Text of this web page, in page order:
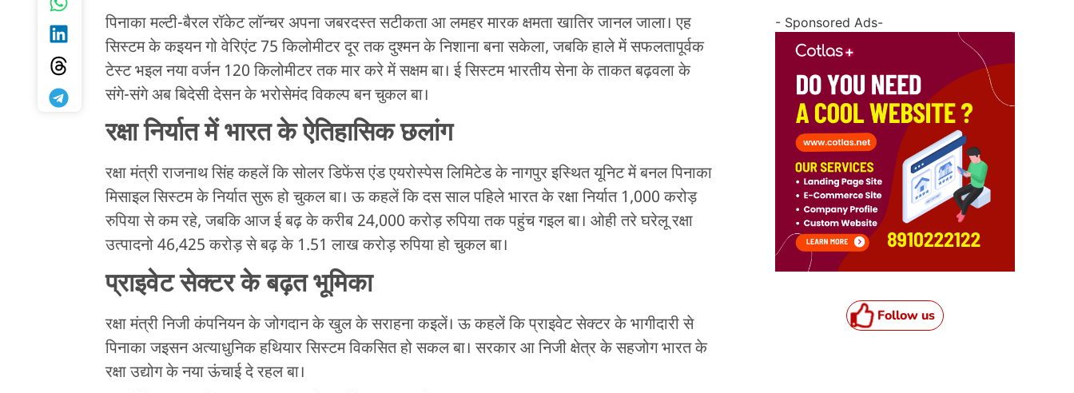
पिनाका मल्टी-बैरल रॉकेट लॉन्चर अपना जबरदस्त सटीकता आ लमहर मारक क्षमता खातिर जानल जाला। एह
सिस्टम के कइयन गो वेरिएंट 75 किलोमीटर दूर तक दुश्मन के निशाना बना सकेला, जबकि हाले में सफलतापूर्वक
टेस्ट भइल नया वर्जन 120 किलोमीटर तक मार करे में सक्षम बा। ई सिस्टम भारतीय सेना के ताकत बढ़वला के
संगे-संगे अब बिदेसी देसन के भरोसेमंद विकल्प बन चुकल बा।
रक्षा निर्यात में भारत के ऐतिहासिक छलांग
रक्षा मंत्री राजनाथ सिंह कहलें कि सोलर डिफेंस एंड एयरोस्पेस लिमिटेड के नागपुर इस्थित यूनिट में बनल पिनाका
मिसाइल सिस्टम के निर्यात सुरू हो चुकल बा। ऊ कहलें कि दस साल पहिले भारत के रक्षा निर्यात 1,000 करोड़
रुपिया से कम रहे, जबकि आज ई बढ़ के करीब 24,000 करोड़ रुपिया तक पहुंच गइल बा। ओही तरे घरेलू रक्षा
उत्पादनो 46,425 करोड़ से बढ़ के 1.51 लाख करोड़ रुपिया हो चुकल बा।
प्राइवेट सेक्टर के बढ़त भूमिका
रक्षा मंत्री निजी कंपनियन के जोगदान के खुल के सराहना कइलें। ऊ कहलें कि प्राइवेट सेक्टर के भागीदारी से
पिनाका जइसन अत्याधुनिक हथियार सिस्टम विकसित हो सकल बा। सरकार आ निजी क्षेत्र के सहजोग भारत के
रक्षा उद्योग के नया ऊंचाई दे रहल बा।
- Sponsored Ads-
Follow us